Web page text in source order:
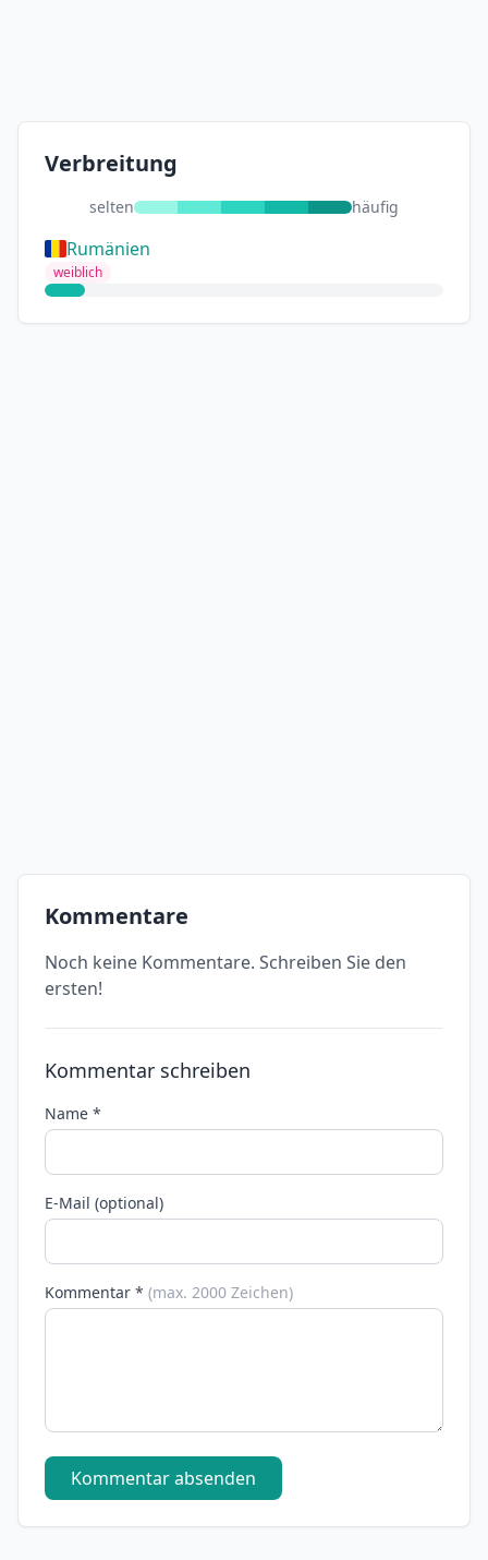
Verbreitung
selten häufig
Rumänien
weiblich
Kommentare
Noch keine Kommentare. Schreiben Sie den
ersten!
Kommentar schreiben
Name *
E-Mail (optional)
Kommentar * (max. 2000 Zeichen)
Kommentar absenden